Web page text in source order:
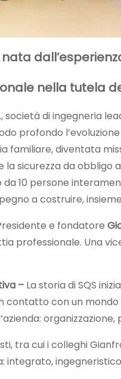
nella tutela
società di ingegneria
profondo
diventata
sicurezza da
10 persone
a costruire,
e fondatore
professionale. Una
– La storia di SQS
contatto con un
tra cui i colleghi
integrato,